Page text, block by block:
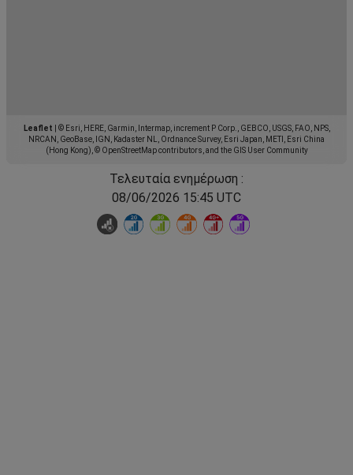
Leaflet
© Esri, HERE, Garmin, Intermap, increment P Corp., GEBCO, USGS, FAO, NPS,
NRCAN, GeoBase, IGN, Kadaster NL, Ordnance Survey, Esri Japan, METI, Esri China
(Hong Kong), © OpenStreetMap contributors, and the GIS User Community
Τελευταία ενημέρωση :
08/06/2026 15:45 UTC